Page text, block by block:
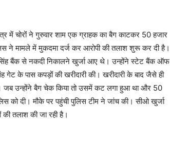
में चोरों ने गुरुवार शाम एक ग्राहक का बैग काटकर 50 हजार
ने मामले में मुकदमा दर्ज कर आरोपी की तलाश शुरू कर दी है।
सिंह बैंक से नकदी निकालने खुर्जा आए थे। उन्होंने स्टेट बैंक ऑफ
गेट के पास कपड़ों की खरीदारी की। खरीदारी के बाद जैसे ही
जब उन्होंने बैग चेक किया तो उसमें कट लगा हुआ था और 50
को दी। मौके पर पहुंची पुलिस टीम ने जांच की। सीओ खुर्जा
की तलाश की जा रही है।